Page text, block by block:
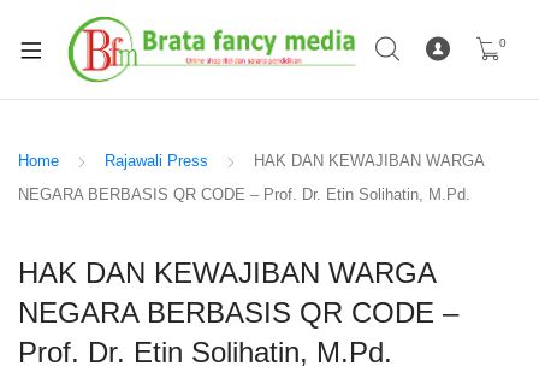
0
Home Rajawali Press
HAK DAN KEWAJIBAN WARGA
NEGARA BERBASIS QR CODE – Prof. Dr. Etin Solihatin, M.Pd.
HAK DAN KEWAJIBAN WARGA
NEGARA BERBASIS QR CODE –
Prof. Dr. Etin Solihatin, M.Pd.